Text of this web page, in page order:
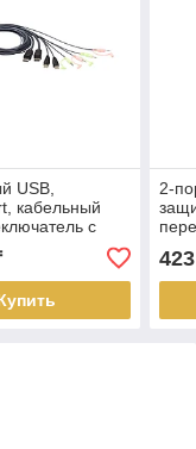
USB,
кабельный
с
порта
2-